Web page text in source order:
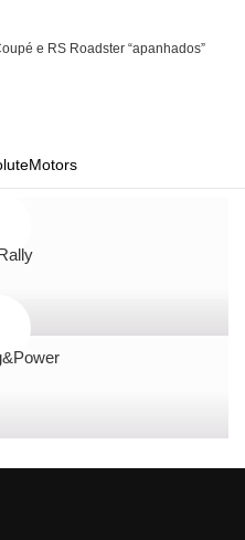
e RS Roadster “apanhados”